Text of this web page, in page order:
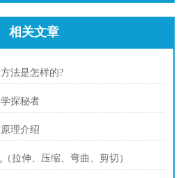
相关文章
法是怎样的?
探秘者
理介绍
拉伸、压缩、弯曲、剪切）